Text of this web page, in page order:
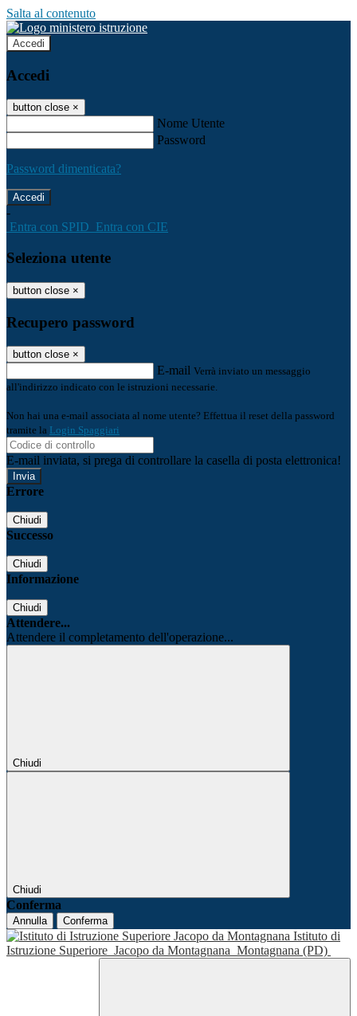
Salta al contenuto
Accedi
Accedi
button close ×
Nome Utente
Password
Password dimenticata?
-
Entra con SPID Entra con CIE
Seleziona utente
button close ×
Recupero password
button close ×
E-mail Verrà inviato un messaggio
all'indirizzo indicato con le istruzioni necessarie.
Non hai una e-mail associata al nome utente? Effettua il reset della password
tramite la Login Spaggiari
E-mail inviata, si prega di controllare la casella di posta elettronica!
Errore
Chiudi
Successo
Chiudi
Informazione
Chiudi
Attendere...
Attendere il completamento dell'operazione...
Chiudi
Chiudi
Conferma
Annulla Conferma
Istituto di
Istruzione Superiore Jacopo da Montagnana Montagnana (PD)